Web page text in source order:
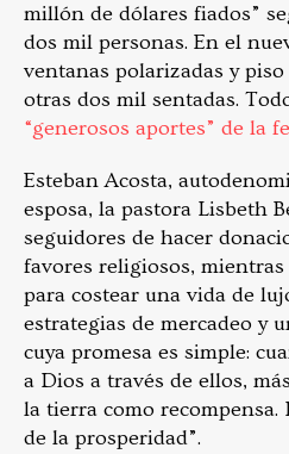
millón de dólares fiados”
dos mil personas. En el
ventanas polarizadas y
otras dos mil sentadas.
“generosos aportes” de la
Esteban Acosta,
esposa, la pastora Lisbeth
seguidores de hacer
favores religiosos,
para costear una vida de
estrategias de mercadeo y
cuya promesa es simple:
a Dios a través de ellos,
la tierra como recompensa.
de la prosperidad”.